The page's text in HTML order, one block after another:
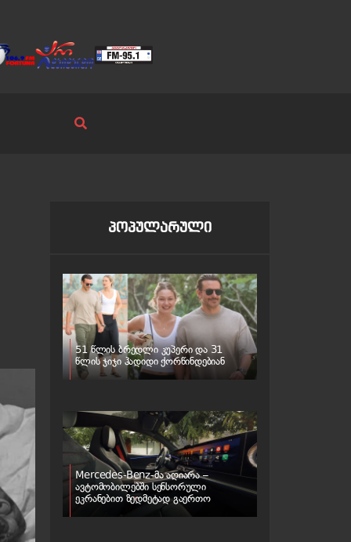
პოპულარული
51 წლის ბრედლი კუპერი და 31
წლის ჯიჯი ჰადიდი ქორწინდებიან
Mercedes-Benz-მა აღიარა –
ავტომობილებში სენსორული
ეკრანებით ზედმეტად გაერთო